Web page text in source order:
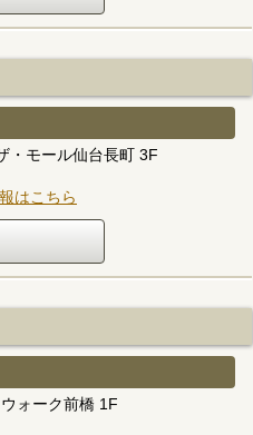
・モール仙台長町 3F
はこちら
ォーク前橋 1F